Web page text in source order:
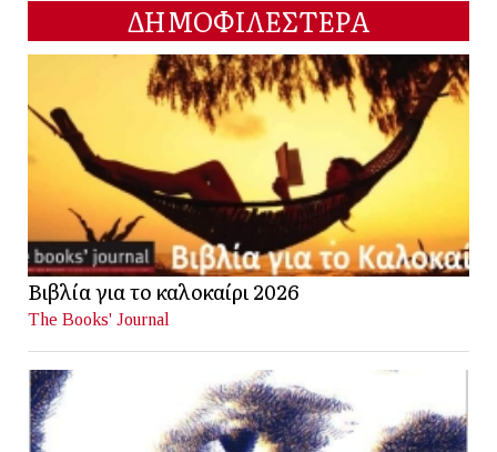
ΔΗΜΟΦΙΛΕΣΤΕΡΑ
Βιβλία για το καλοκαίρι 2026
The Books' Journal